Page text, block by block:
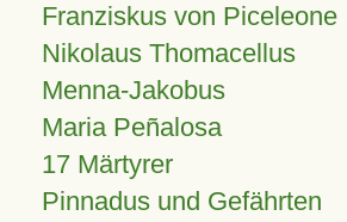
Franziskus von Piceleone
Nikolaus Thomacellus
Menna-Jakobus
Maria Peñalosa
17 Märtyrer
Pinnadus und Gefährten